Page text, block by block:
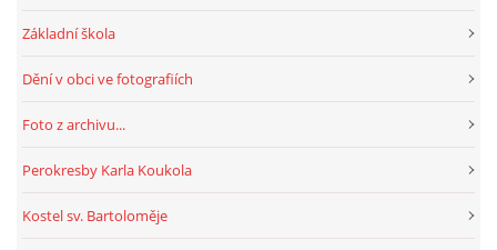
HRY, KVÍZY, VZDĚLÁVÁNÍ ON-LINE
Základní škola
Dění v obci ve fotografiích
Foto z archivu...
Perokresby Karla Koukola
Kostel sv. Bartoloměje